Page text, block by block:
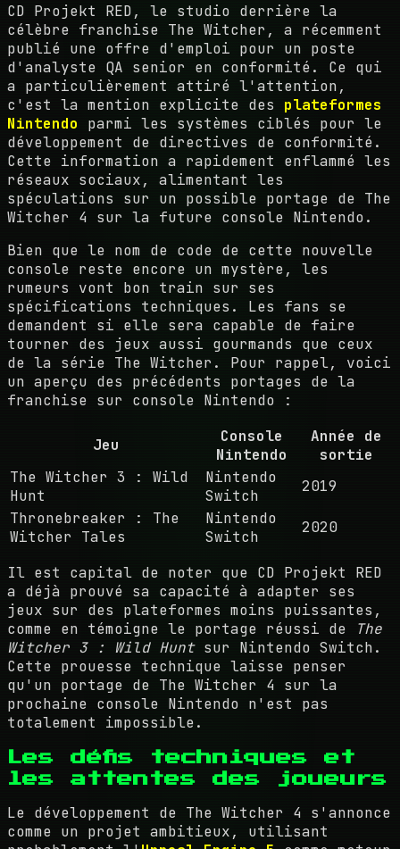
CD Projekt RED, le studio derrière la
célèbre franchise The Witcher, a récemment
publié une offre d'emploi pour un poste
d'analyste QA senior en conformité. Ce qui
a particulièrement attiré l'attention,
c'est la mention explicite des plateformes
Nintendo parmi les systèmes ciblés pour le
développement de directives de conformité.
Cette information a rapidement enflammé les
réseaux sociaux, alimentant les
spéculations sur un possible portage de The
Witcher 4 sur la future console Nintendo.
Bien que le nom de code de cette nouvelle
console reste encore un mystère, les
rumeurs vont bon train sur ses
spécifications techniques. Les fans se
demandent si elle sera capable de faire
tourner des jeux aussi gourmands que ceux
de la série The Witcher. Pour rappel, voici
un aperçu des précédents portages de la
franchise sur console Nintendo :
Jeu
Console
Nintendo
Année de
sortie
The Witcher 3 : Wild
Hunt
Nintendo
Switch
2019
Thronebreaker : The
Witcher Tales
Nintendo
Switch
2020
Il est capital de noter que CD Projekt RED
a déjà prouvé sa capacité à adapter ses
jeux sur des plateformes moins puissantes,
comme en témoigne le portage réussi de
The
Witcher 3 : Wild Huntsur Nintendo Switch.
Cette prouesse technique laisse penser
qu'un portage de The Witcher 4 sur la
prochaine console Nintendo n'est pas
totalement impossible.
Les défis techniques et
les attentes des joueurs
Le développement de The Witcher 4 s'annonce
comme un projet ambitieux, utilisant